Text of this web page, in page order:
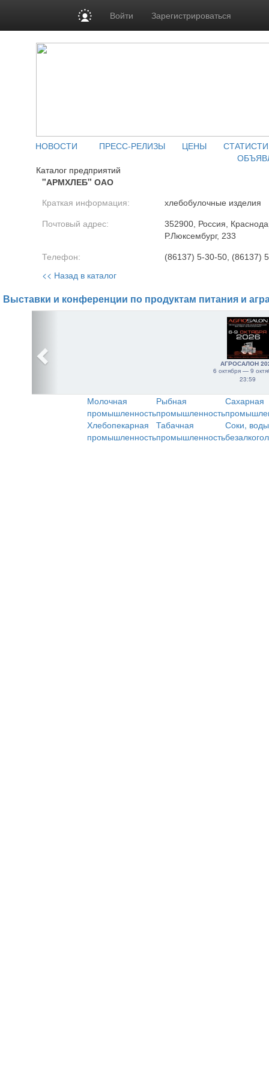
Войти Зарегистрироваться
НОВОСТИ ПРЕСС-РЕЛИЗЫ ЦЕНЫ
Каталог предприятий
"АРМХЛЕБ" ОАО
Краткая информация: хлебобулочные изделия
Почтовый адрес:
352900, Россия,
Р.Люксембург, 233
Телефон: (86137) 5-30-50, (86137)
<< Назад в каталог
Выставки и конференции по продуктам питания и
АГРОСАЛОН
6 октября — 9
23:59
Молочная
промышленность
Рыбная
промышленность
Сахарная
Хлебопекарная
промышленность
Табачная
промышленность
Соки,